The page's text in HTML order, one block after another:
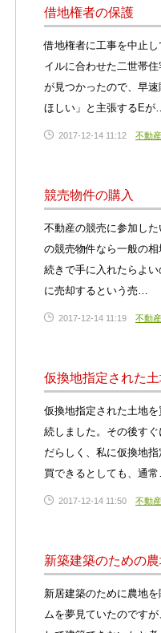
借地権者の保護
借地権者に工事を中止
イルに合わせた二世帯
が見つかったので、早
ほしい」と主張するEが
2017-12-14 11:12 不動
競売物件の購入
不動産の競売に参加し
の競売物件なら一般の
続きで手に入れたらよ
に売却するという売…
2017-12-14 11:19 不動
仮換地指定された
仮換地指定された土地
続しました。その後す
だらしく、私に仮換地
買できるとしても、通
2017-12-14 11:50 不動
新築建築のための農
新居建築のために農地
ムを夢見ていたのです